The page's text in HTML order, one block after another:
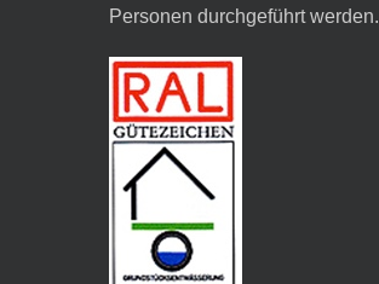
Personen durchgeführt werden.